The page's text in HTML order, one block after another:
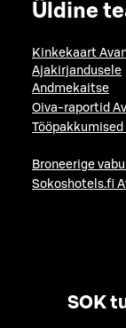
Üldine
Kinkekaart
Ajakirjandusele
Andmekaitse
Oiva-raportid
Tööpakkumised
Broneerige
Sokoshotels.fi
SOK